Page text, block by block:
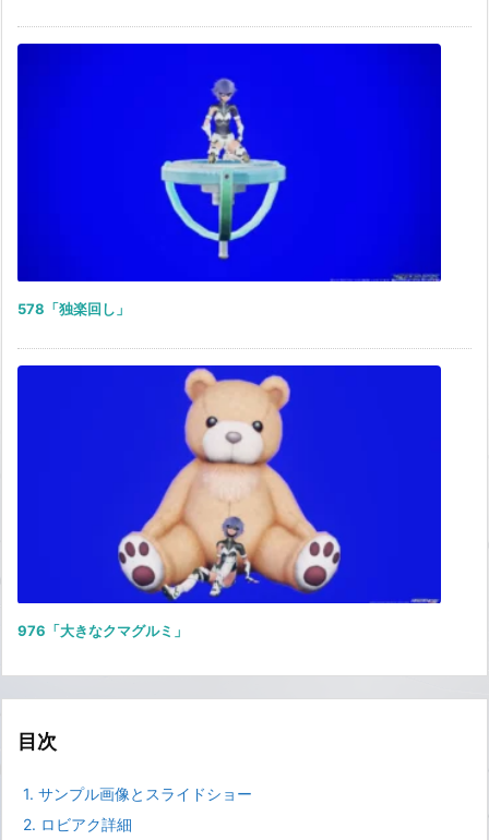
578「独楽回し」
976「大きなクマグルミ」
目次
1. サンプル画像とスライドショー
2. ロビアク詳細